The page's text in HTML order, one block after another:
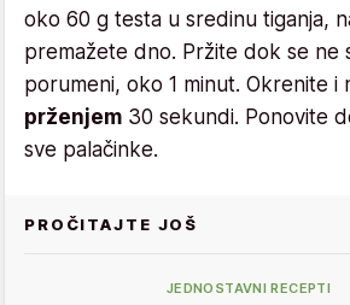
oko 60 g testa u sredinu tiganja,
premažete dno. Pržite dok se ne
porumeni, oko 1 minut. Okrenite i
prženjem 30 sekundi. Ponovite
sve palačinke.
PROČITAJTE JOŠ
JEDNOSTAVNI RECEPTI